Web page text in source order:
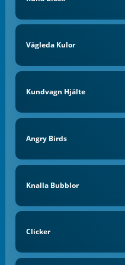
Vägleda Kulor
Kundvagn Hjälte
Angry Birds
Knalla Bubblor
Clicker